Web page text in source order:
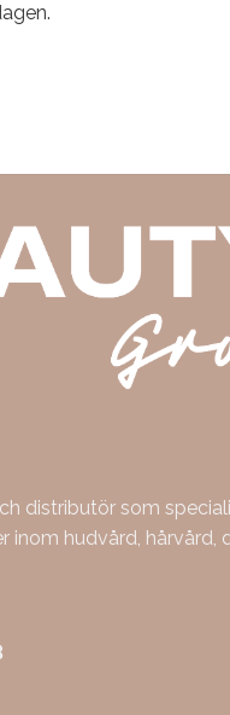
distributör som
inom hudvård, hårvård,